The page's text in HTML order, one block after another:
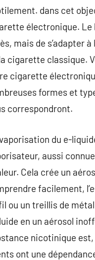
dans cet
électronique. Le
mais de s’adapter
cigarette classique.
cigarette
formes et
correspondront.
du e-
aussi
Cela crée un
facilement,
ou un treillis de
en un aérosol
nicotinique est,
ont une